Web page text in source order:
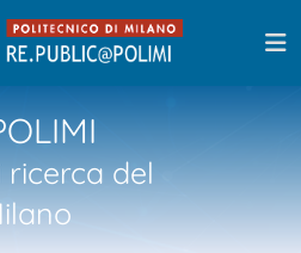
ricerca del